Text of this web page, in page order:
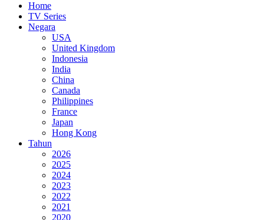
Home
TV Series
Negara
USA
United Kingdom
Indonesia
India
China
Canada
Philippines
France
Japan
Hong Kong
Tahun
2026
2025
2024
2023
2022
2021
2020